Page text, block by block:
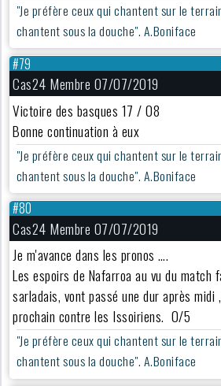
"Je préfère ceux qui chantent sur le
chantent sous la douche". A.Boniface
#79
Cas24 Membre 07/07/2019
Victoire des basques 17 / 08
Bonne continuation à eux
"Je préfère ceux qui chantent sur le
chantent sous la douche". A.Boniface
#80
Cas24 Membre 07/07/2019
Je m'avance dans les pronos ….
Les espoirs de Nafarroa au vu du match
sarladais, vont passé une dur après midi
prochain contre les Issoiriens. 0/5
"Je préfère ceux qui chantent sur le
chantent sous la douche". A.Boniface